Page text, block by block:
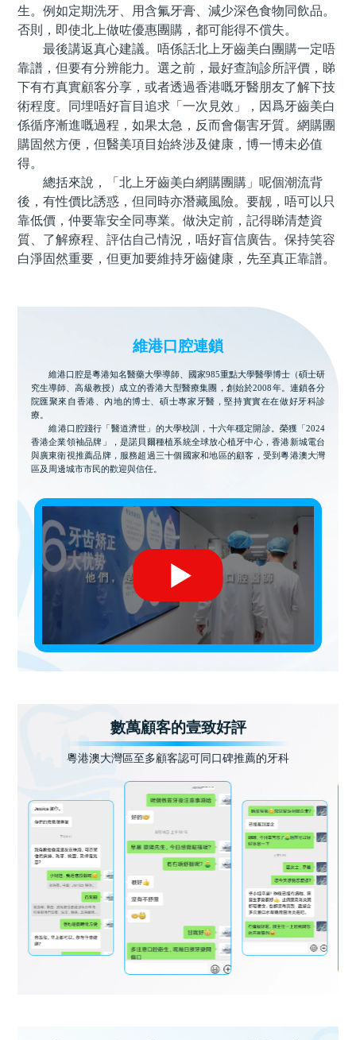
生。例如定期洗牙、用含氟牙膏、減少深色食物同飲品。
否則，即使北上做咗優惠團購，都可能得不償失。
最後講返真心建議。唔係話北上牙齒美白團購一定唔
靠譜，但要有分辨能力。選之前，最好查詢診所評價，睇
下有冇真實顧客分享，或者透過香港嘅牙醫朋友了解下技
術程度。同埋唔好盲目追求「一次見效」，因爲牙齒美白
係循序漸進嘅過程，如果太急，反而會傷害牙質。網購團
購固然方便，但醫美項目始終涉及健康，博一博未必值
得。
總括來說，「北上牙齒美白網購團購」呢個潮流背
後，有性價比誘惑，但同時亦潛藏風險。要靓，唔可以只
靠低價，仲要靠安全同專業。做決定前，記得睇清楚資
質、了解療程、評估自己情況，唔好盲信廣告。保持笑容
白淨固然重要，但更加要維持牙齒健康，先至真正靠譜。
維港口腔連鎖
維港口腔是粵港知名醫藥大學導師、國家985重點大學醫學博士（碩士研
究生導師、高級教授）成立的香港大型醫療集團，創始於2008年。連鎖各分
院匯聚來自香港、內地的博士、碩士專家牙醫，堅持實實在在做好牙科診
療。
維港口腔踐行「醫道濟世」的大學校訓，十六年穩定開診。榮獲「2024
香港企業領袖品牌」，是諾貝爾種植系統全球放心植牙中心，香港新城電台
與廣東衛視推薦品牌，服務超過三十個國家和地區的顧客，受到粵港澳大灣
區及周邊城市市民的歡迎與信任。
數萬顧客的壹致好評
粵港澳大灣區至多顧客認可同口碑推薦的牙科